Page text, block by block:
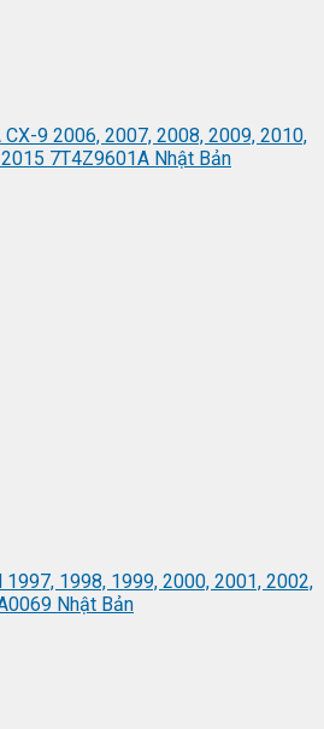
9 2006, 2007, 2008, 2009, 2010,
7T4Z9601A Nhật Bản
1998, 1999, 2000, 2001, 2002,
Nhật Bản